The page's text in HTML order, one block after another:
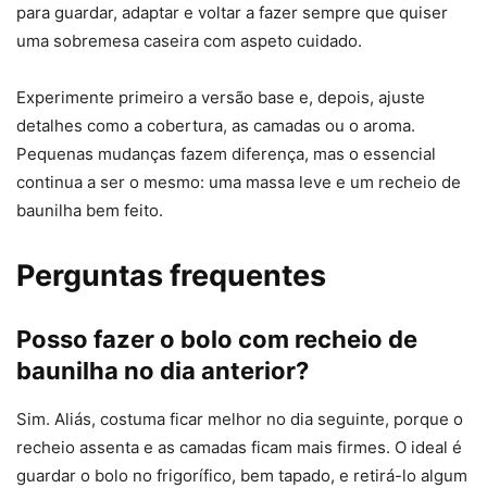
para guardar, adaptar e voltar a fazer sempre que quiser
uma sobremesa caseira com aspeto cuidado.
Experimente primeiro a versão base e, depois, ajuste
detalhes como a cobertura, as camadas ou o aroma.
Pequenas mudanças fazem diferença, mas o essencial
continua a ser o mesmo: uma massa leve e um recheio de
baunilha bem feito.
Perguntas frequentes
Posso fazer o bolo com recheio de
baunilha no dia anterior?
Sim. Aliás, costuma ficar melhor no dia seguinte, porque o
recheio assenta e as camadas ficam mais firmes. O ideal é
guardar o bolo no frigorífico, bem tapado, e retirá-lo algum